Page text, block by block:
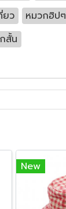
ยว
หมวกฮิปๆ
สั้น
New